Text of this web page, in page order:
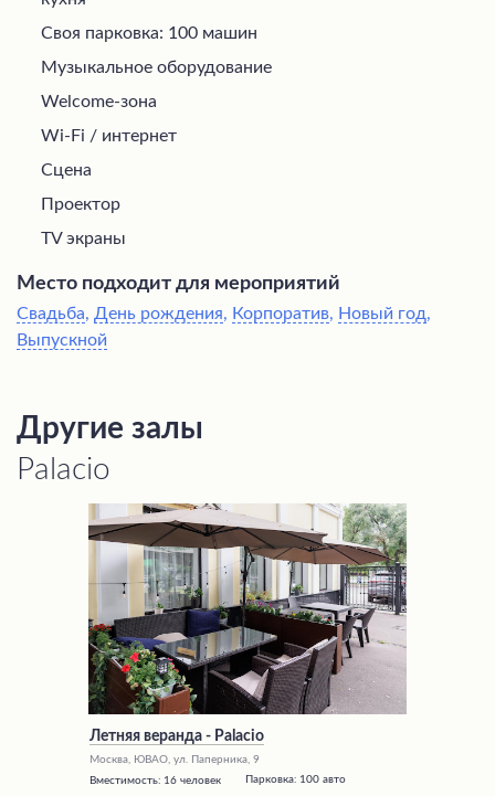
Своя парковка: 100 машин
Музыкальное оборудование
Welcome-зона
Wi-Fi / интернет
Сцена
Проектор
TV экраны
Место подходит для мероприятий
Свадьба, День рождения, Корпоратив, Новый год,
Выпускной
Другие залы
Palacio
Летняя веранда - Palacio
Москва, ЮВАО, ул. Паперника, 9
Вместимость: 16 человек Парковка: 100 авто